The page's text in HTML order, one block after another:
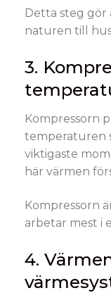
Detta steg
naturen till
3.
Kompressorn
temperaturen
viktigaste
här värmen
Kompressorn
arbetar mest i
4.